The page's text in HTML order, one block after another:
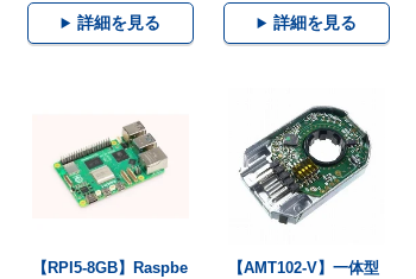
詳細を見る 詳細を見る
【RPI5-8GB】Raspbe
【AMT102-V】一体型